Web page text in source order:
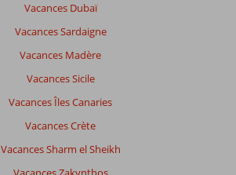
Vacances Dubaï
Vacances Sardaigne
Vacances Madère
Vacances Sicile
Vacances Îles Canaries
Vacances Crète
Vacances Sharm el Sheikh